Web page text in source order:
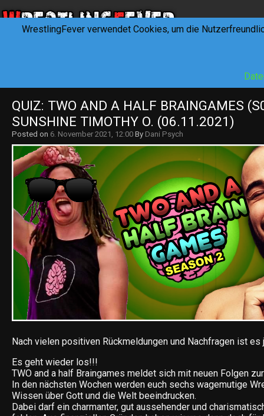
QUIZ: TWO AND A HALF BRAINGAMES
SUNSHINE TIMOTHY O. (06.11.2021)
Posted on 6. November 2021, 12:00 By Dani Psych
Nach vielen positiven Rückmeldungen und Nachfragen ist
Es geht wieder los!!!
TWO and a half Braingames meldet sich mit neuen Folgen
In den nächsten Wochen werden euch sechs wagemutige
Wissen über Gott und die Welt beeindrucken.
Dabei darf ein charmanter, gut aussehender und
WrestlingFever verwendet Cookies, um die